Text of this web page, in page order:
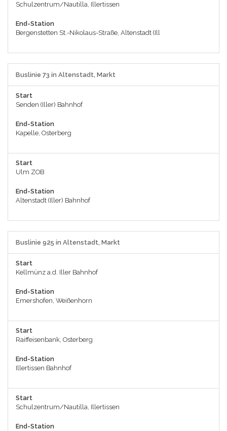
Schulzentrum/Nautilla, Illertissen
End-Station
Bergenstetten St.-Nikolaus-Straße, Altenstadt (Ill
Buslinie 73 in Altenstadt, Markt
Start
Senden (Iller) Bahnhof
End-Station
Kapelle, Osterberg
Start
Ulm ZOB
End-Station
Altenstadt (Iller) Bahnhof
Buslinie 925 in Altenstadt, Markt
Start
Kellmünz a.d. Iller Bahnhof
End-Station
Emershofen, Weißenhorn
Start
Raiffeisenbank, Osterberg
End-Station
Illertissen Bahnhof
Start
Schulzentrum/Nautilla, Illertissen
End-Station